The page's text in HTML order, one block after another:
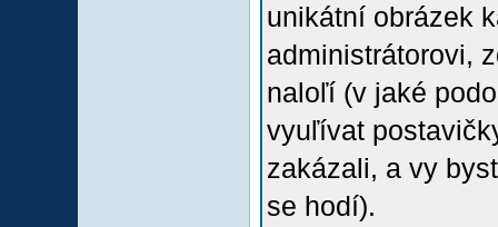
unikátní obrázek
administrátorovi,
naloľí (v jaké
vyuľívat
zakázali, a vy
se hodí).